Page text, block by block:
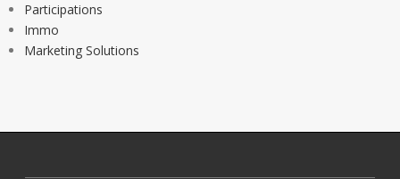
Participations
Immo
Marketing Solutions